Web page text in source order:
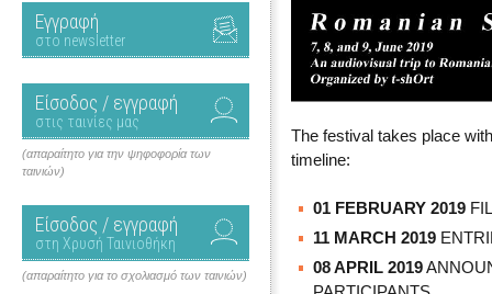
Εγγραφή
στο newsletter
Είσοδος / εγγραφή
στις ταινίες μας
(απαραίτητο για την ψηφοφορία των
ταινιών)
Είσοδος / εγγραφή
στη Χρυσή Ταινιοθήκη
(απαραίτητο για το σχολιασμό των ταινιών)
The festival takes place
timeline:
01 FEBRUARY 2019
11 MARCH 2019
08 APRIL 2019